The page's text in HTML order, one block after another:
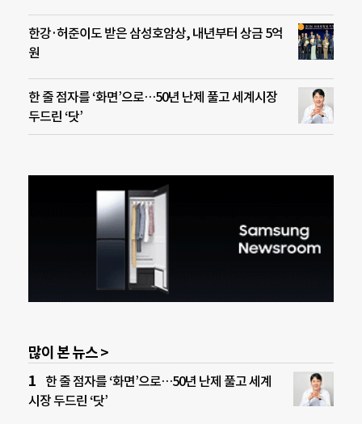
한강·허준이도 받은 삼성호암상, 내년부터 상금 5억
원
한 줄 점자를 ‘화면’으로…50년 난제 풀고 세계시장
두드린 ‘닷’
많이 본 뉴스 >
한 줄 점자를 ‘화면’으로…50년 난제 풀고 세계
시장 두드린 ‘닷’